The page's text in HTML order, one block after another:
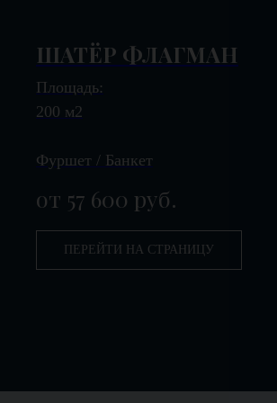
ШАТЁР ФЛАГМАН
Площадь:
200 м2
Фуршет / Банкет
от 57 600 руб.
ПЕРЕЙТИ НА СТРАНИЦУ